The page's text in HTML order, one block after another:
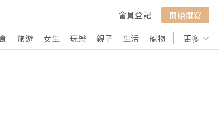
會員登記
開始撰寫
旅遊 女生 玩樂 親子 生活 寵物 行山 打卡
更多